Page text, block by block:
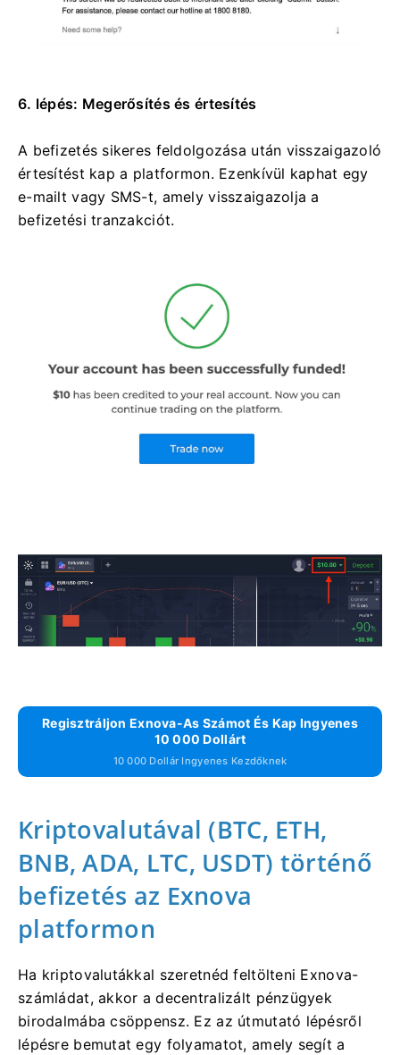
6. lépés: Megerősítés és értesítés
A befizetés sikeres feldolgozása után visszaigazoló
értesítést kap a platformon. Ezenkívül kaphat egy
e-mailt vagy SMS-t, amely visszaigazolja a
befizetési tranzakciót.
Regisztráljon Exnova-As Számot És Kap Ingyenes
10 000 Dollárt
10 000 Dollár Ingyenes Kezdőknek
Kriptovalutával (BTC, ETH,
BNB, ADA, LTC, USDT) történő
befizetés az Exnova
platformon
Ha kriptovalutákkal szeretnéd feltölteni Exnova-
számládat, akkor a decentralizált pénzügyek
birodalmába csöppensz. Ez az útmutató lépésről
lépésre bemutat egy folyamatot, amely segít a